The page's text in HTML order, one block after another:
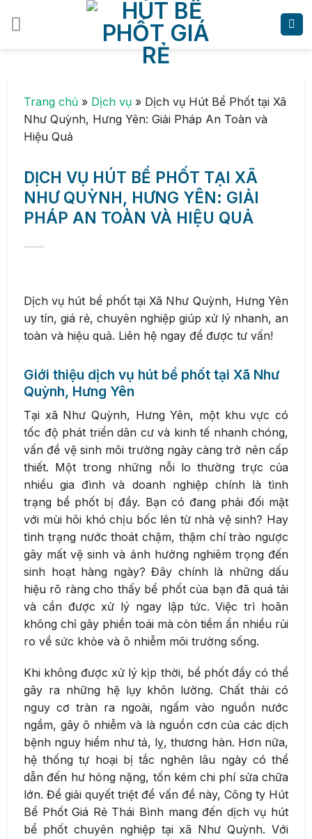
Trang chủ » Dịch vụ » Dịch vụ Hút Bể Phốt tại Xã
Như Quỳnh, Hưng Yên: Giải Pháp An Toàn và
Hiệu Quả
DỊCH VỤ HÚT BỂ PHỐT TẠI XÃ
NHƯ QUỲNH, HƯNG YÊN: GIẢI
PHÁP AN TOÀN VÀ HIỆU QUẢ
Dịch vụ hút bể phốt tại Xã Như Quỳnh, Hưng Yên
uy tín, giá rẻ, chuyên nghiệp giúp xử lý nhanh, an
toàn và hiệu quả. Liên hệ ngay để được tư vấn!
Giới thiệu dịch vụ hút bể phốt tại Xã Như
Quỳnh, Hưng Yên
Tại xã Như Quỳnh, Hưng Yên, một khu vực có
tốc độ phát triển dân cư và kinh tế nhanh chóng,
vấn đề vệ sinh môi trường ngày càng trở nên cấp
thiết. Một trong những nỗi lo thường trực của
nhiều gia đình và doanh nghiệp chính là tình
trạng bể phốt bị đầy. Bạn có đang phải đối mặt
với mùi hôi khó chịu bốc lên từ nhà vệ sinh? Hay
tình trạng nước thoát chậm, thậm chí trào ngược
gây mất vệ sinh và ảnh hưởng nghiêm trọng đến
sinh hoạt hàng ngày? Đây chính là những dấu
hiệu rõ ràng cho thấy bể phốt của bạn đã quá tải
và cần được xử lý ngay lập tức. Việc trì hoãn
không chỉ gây phiền toái mà còn tiềm ẩn nhiều rủi
ro về sức khỏe và ô nhiễm môi trường sống.
Khi không được xử lý kịp thời, bể phốt đầy có thể
gây ra những hệ lụy khôn lường. Chất thải có
nguy cơ tràn ra ngoài, ngấm vào nguồn nước
ngầm, gây ô nhiễm và là nguồn cơn của các dịch
bệnh nguy hiểm như tả, lỵ, thương hàn. Hơn nữa,
hệ thống tự hoại bị tắc nghẽn lâu ngày có thể
dẫn đến hư hỏng nặng, tốn kém chi phí sửa chữa
lớn. Để giải quyết triệt để vấn đề này, Công ty Hút
Bể Phốt Giá Rẻ Thái Bình mang đến dịch vụ hút
bể phốt chuyên nghiệp tại xã Như Quỳnh. Với